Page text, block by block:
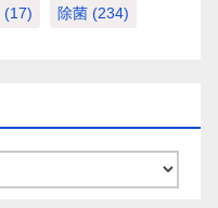
(17) 除菌 (234)